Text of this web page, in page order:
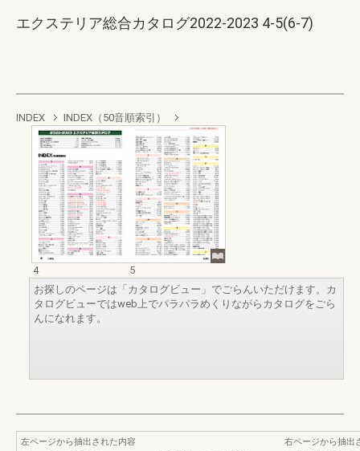
エクステリア総合カタログ2022-2023 4-5(6-7)
INDEX INDEX（50音順索引）
4
5
お探しのページは「カタログビュー」でごらんいただけます。カ
タログビューではweb上でパラパラめくりながらカタログをごら
んになれます。
左ページから抽出された内容
右ページから抽出